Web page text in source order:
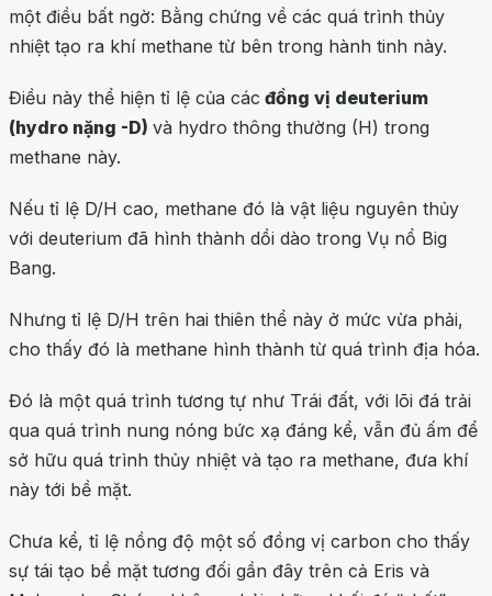
một điều bất ngờ: Bằng chứng về các quá trình thủy
nhiệt tạo ra khí methane từ bên trong hành tinh này.
Điều này thể hiện tỉ lệ của các đồng vị deuterium
(hydro nặng -D) và hydro thông thường (H) trong
methane này.
Nếu tỉ lệ D/H cao, methane đó là vật liệu nguyên thủy
với deuterium đã hình thành dồi dào trong Vụ nổ Big
Bang.
Nhưng tỉ lệ D/H trên hai thiên thể này ở mức vừa phải,
cho thấy đó là methane hình thành từ quá trình địa hóa.
Đó là một quá trình tương tự như Trái đất, với lõi đá trải
qua quá trình nung nóng bức xạ đáng kể, vẫn đủ ấm để
sở hữu quá trình thủy nhiệt và tạo ra methane, đưa khí
này tới bề mặt.
Chưa kể, tỉ lệ nồng độ một số đồng vị carbon cho thấy
sự tái tạo bề mặt tương đối gần đây trên cả Eris và